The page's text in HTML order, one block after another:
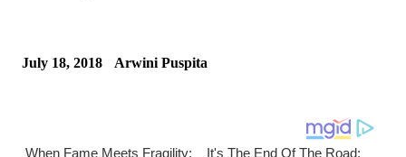
July 18, 2018 Arwini Puspita